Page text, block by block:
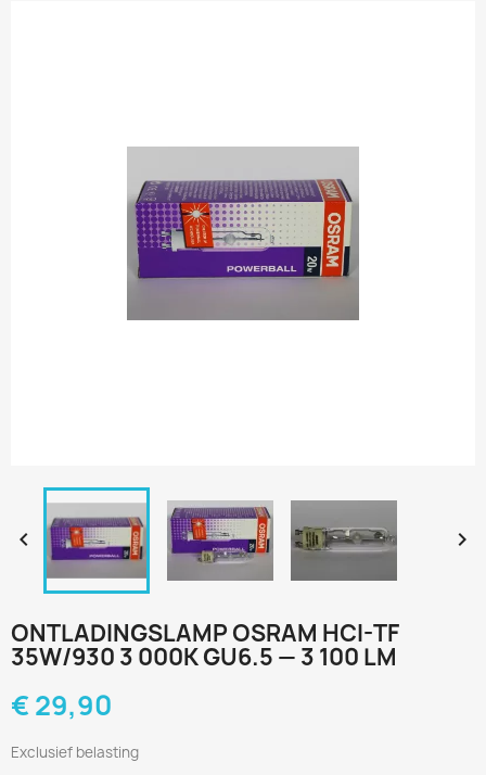
 
ONTLADINGSLAMP OSRAM HCI-TF
35W/930 3 000K GU6.5 — 3 100 LM
€ 29,90
Exclusief belasting